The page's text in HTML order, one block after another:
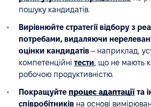
пошуку кандидатів.
Вирівнюйте стратегії відбору з
потребами, видаляючи
оцінки кандидатів – наприклад,
компетенційні тести, що не мають
робочою продуктивністю.
Покращуйте процес адаптації та
співробітників на основі